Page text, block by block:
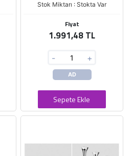
Stok Miktarı : Stokta Var
Fiyat
1.991,48 TL
- +
AD
Sepete Ekle